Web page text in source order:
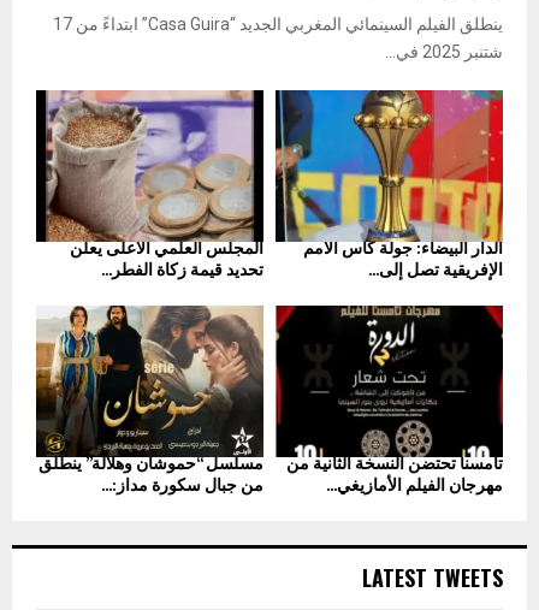
ينطلق الفيلم السينمائي المغربي الجديد “Casa Guira” ابتداءً من 17
شتنبر 2025 في...
المجلس العلمي الأعلى يعلن
تحديد قيمة زكاة الفطر...
الدار البيضاء: جولة كأس الأمم
الإفريقية تصل إلى...
مسلسل “حموشان وهلالة” ينطلق
من جبال سكورة مداز:...
تامسنا تحتضن النسخة الثانية من
مهرجان الفيلم الأمازيغي...
LATEST TWEETS